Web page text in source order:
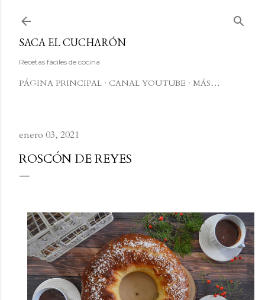
SACA EL CUCHARÓN
Recetas fáciles de cocina
PÁGINA PRINCIPAL CANAL YOUTUBE MÁS…
enero 03, 2021
ROSCÓN DE REYES